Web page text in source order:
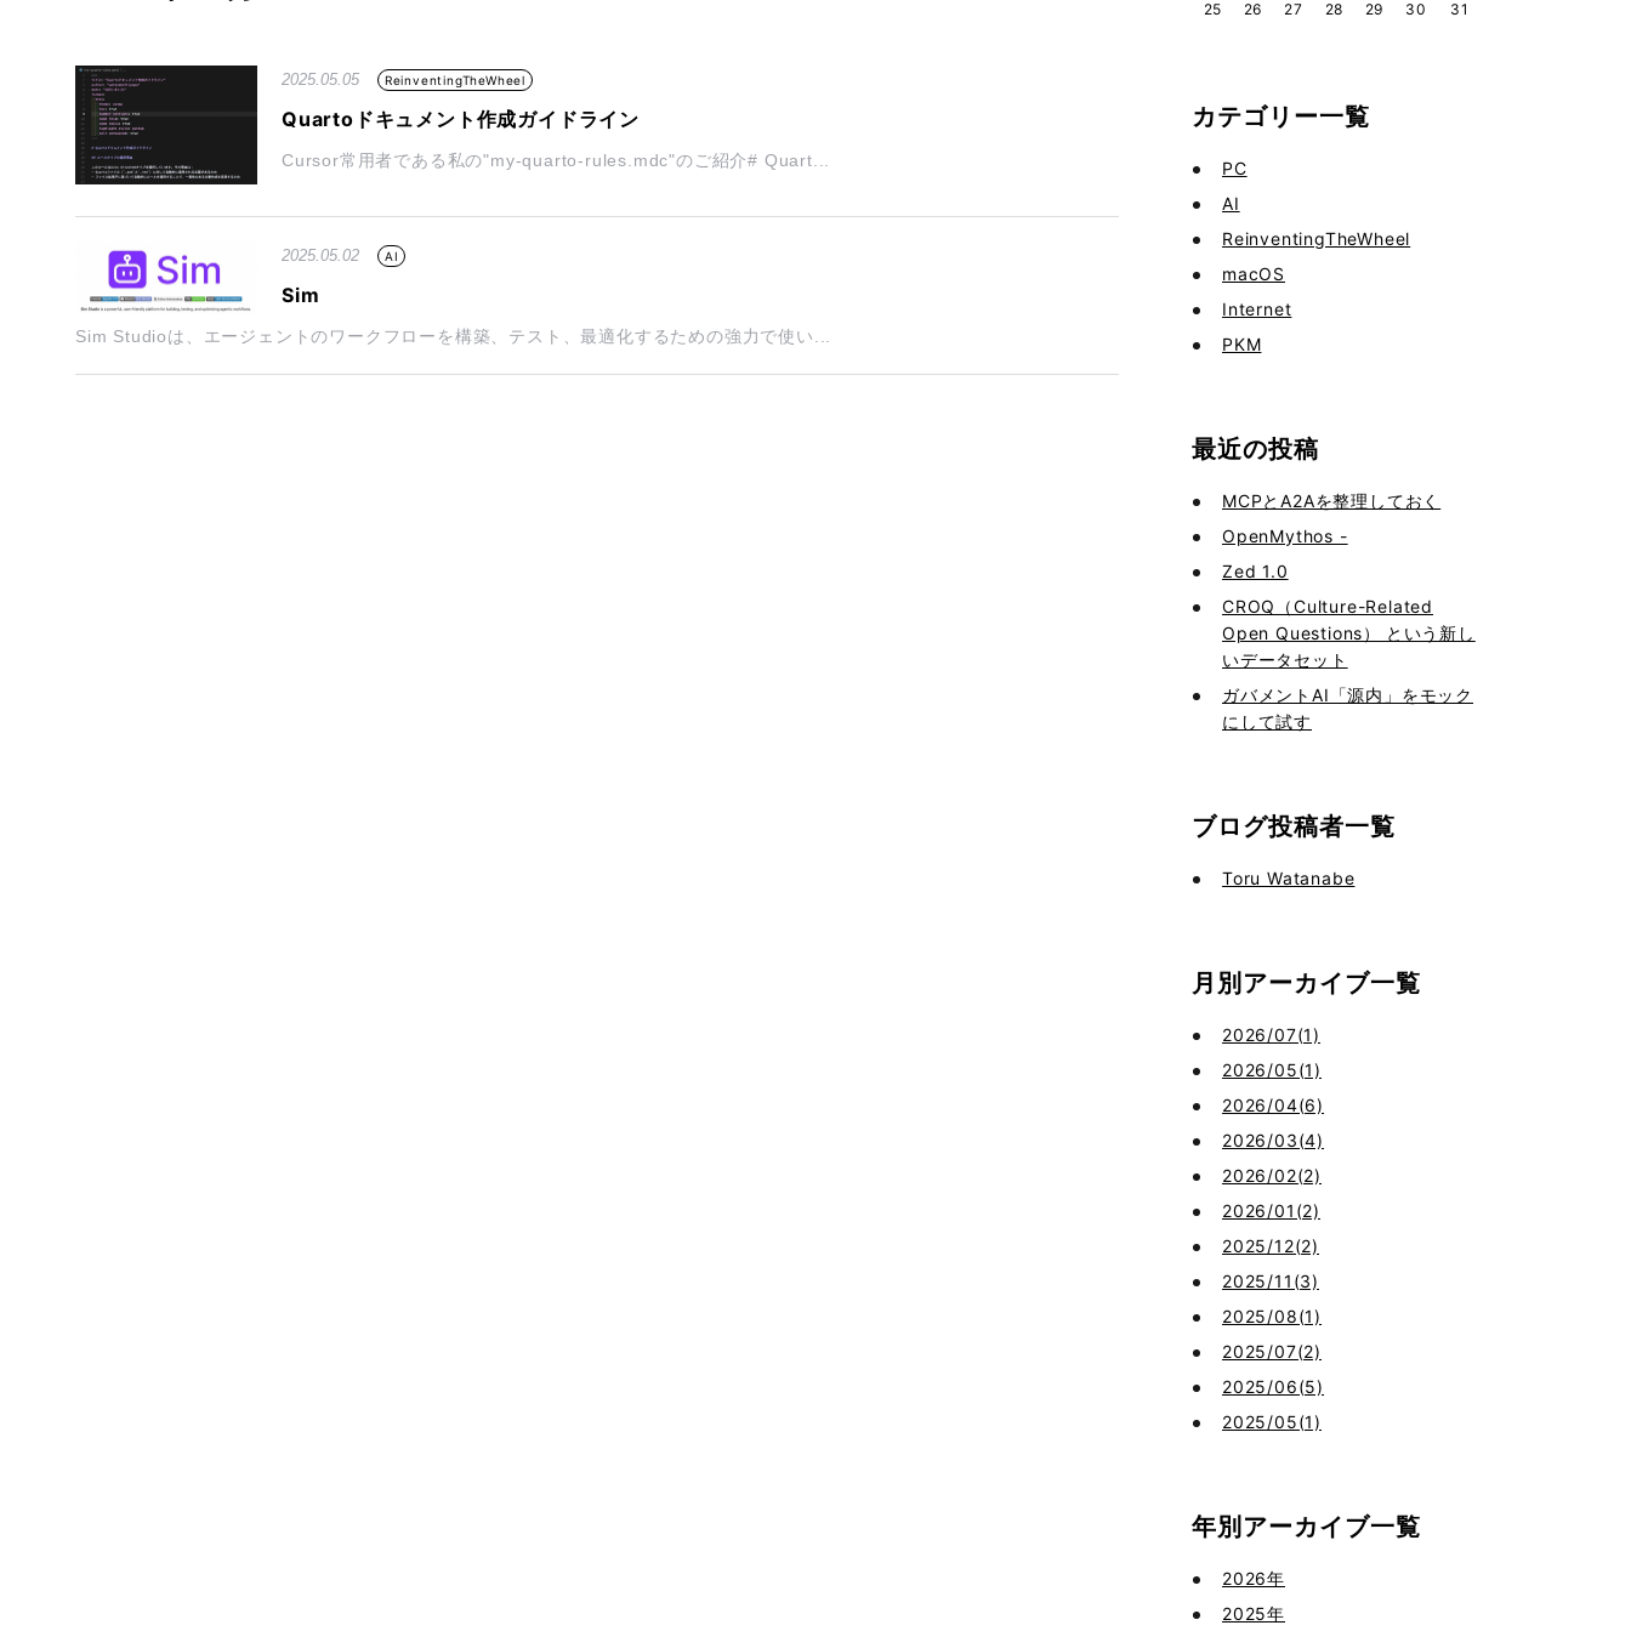
2025.05.05 ReinventingTheWheel
Quartoドキュメント作成ガイドライン
Cursor常用者である私の"my-quarto-rules.mdc"のご紹介# Quart...
2025.05.02 AI
Sim
Sim Studioは、エージェントのワークフローを構築、テスト、最適化するための強力で使い...
25
26 27 28 29 30 31
カテゴリー一覧
PC
AI
ReinventingTheWheel
macOS
Internet
PKM
最近の投稿
MCPとA2Aを整理しておく
OpenMythos -
Zed 1.0
CROQ（Culture-Related
Open Questions） という新し
いデータセット
ガバメントAI「源内」をモック
にして試す
ブログ投稿者一覧
Toru Watanabe
月別アーカイブ一覧
2026/07(1)
2026/05(1)
2026/04(6)
2026/03(4)
2026/02(2)
2026/01(2)
2025/12(2)
2025/11(3)
2025/08(1)
2025/07(2)
2025/06(5)
2025/05(1)
年別アーカイブ一覧
2026年
2025年